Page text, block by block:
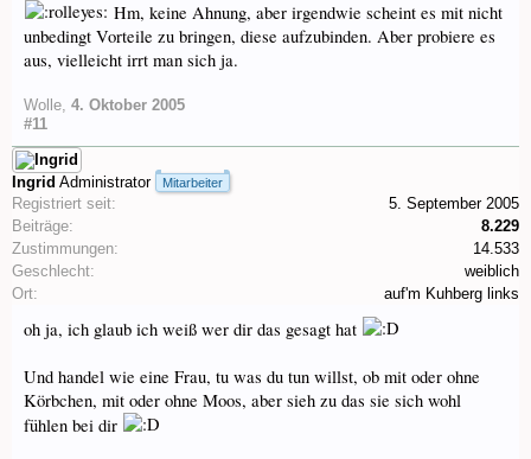
Hm, keine Ahnung, aber irgendwie scheint es mit nicht
unbedingt Vorteile zu bringen, diese aufzubinden. Aber probiere es
aus, vielleicht irrt man sich ja.
Wolle, 4. Oktober 2005
#11
Ingrid Administrator Mitarbeiter
Registriert seit:
5. September 2005
Beiträge:
8.229
Zustimmungen:
14.533
Geschlecht:
weiblich
Ort:
auf'm Kuhberg links
oh ja, ich glaub ich weiß wer dir das gesagt hat
Und handel wie eine Frau, tu was du tun willst, ob mit oder ohne
Körbchen, mit oder ohne Moos, aber sieh zu das sie sich wohl
fühlen bei dir